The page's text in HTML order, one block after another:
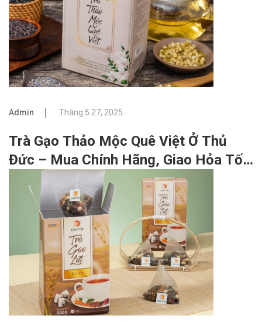
Admin Tháng 5 27, 2025
Trà Gạo Thảo Mộc Quê Việt Ở Thủ
Đức – Mua Chính Hãng, Giao Hỏa Tốc
Tận Nhà